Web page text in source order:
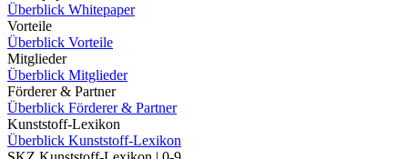
Überblick Whitepaper
Vorteile
Überblick Vorteile
Mitglieder
Überblick Mitglieder
Förderer & Partner
Überblick Förderer & Partner
Kunststoff-Lexikon
Überblick Kunststoff-Lexikon